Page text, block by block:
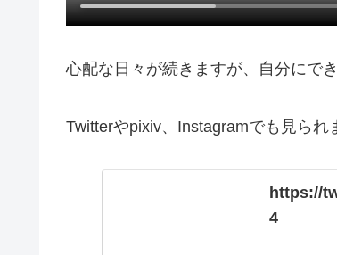
心配な日々が続きますが、自分にで
Twitterやpixiv、Instagramでも見られ
https://
4